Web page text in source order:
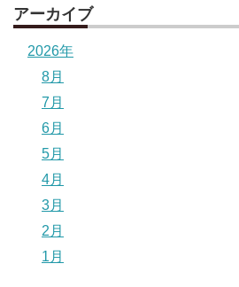
アーカイブ
2026年
8月
7月
6月
5月
4月
3月
2月
1月